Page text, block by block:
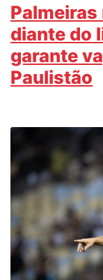
diante do
garante
Paulistão